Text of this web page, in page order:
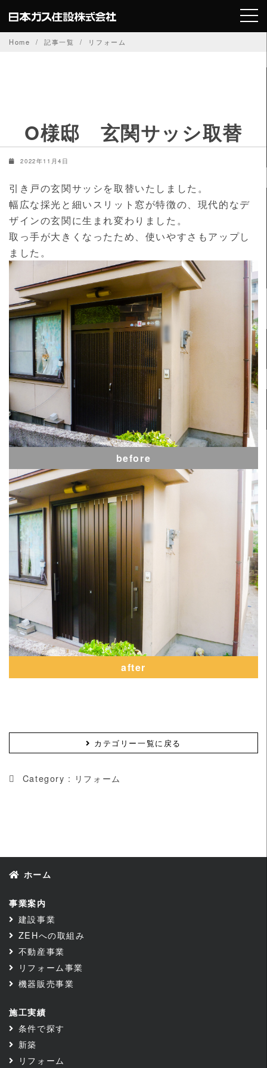
to
content
Home 記事一覧 リフォーム
O様邸 玄関サッシ取替
2022年11月4日
引き戸の玄関サッシを取替いたしました。
幅広な採光と細いスリット窓が特徴の、現代的なデ
ザインの玄関に生まれ変わりました。
取っ手が大きくなったため、使いやすさもアップし
ました。
before
after
カテゴリー一覧に戻る
Category : リフォーム
ホーム
事業案内
建設事業
ZEHへの取組み
不動産事業
リフォーム事業
機器販売事業
施工実績
条件で探す
新築
リフォーム